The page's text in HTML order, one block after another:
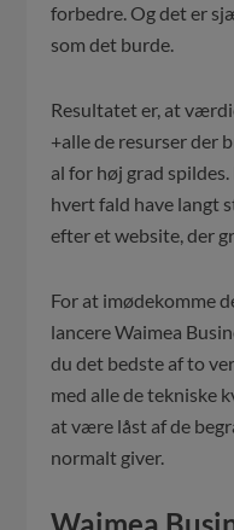
forbedre. Og det er
som det burde.
Resultatet er, at
+alle de resurser der
al for høj grad
hvert fald have langt
efter et website, der
For at imødekomme
lancere Waimea
du det bedste af to
med alle de tekniske
at være låst af de
normalt giver.